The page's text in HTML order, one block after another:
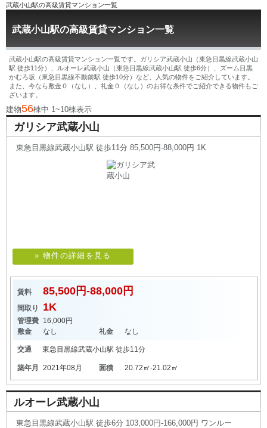
武蔵小山駅の高級賃貸マンション一覧
武蔵小山駅の高級賃貸マンション一覧
武蔵小山駅の高級賃貸マンション一覧です。ガリシア武蔵小山（東急目黒線武蔵小山
駅 徒歩11分）、ルオーレ武蔵小山（東急目黒線武蔵小山駅 徒歩6分）、ズーム目黒
かむろ坂（東急目黒線不動前駅 徒歩10分）など、人気の物件をご紹介しています。
また、今なら敷金０（なし）、礼金０（なし）のお得な条件でご紹介できる物件もご
ざいます。
建物56棟中 1~10棟表示
ガリシア武蔵小山
東急目黒線武蔵小山駅 徒歩11分 85,500円-88,000円 1K
» 物件の詳細を見る
賃料 85,500円-88,000円
間取り 1K
管理費 16,000円
敷金
なし 礼金 なし
交通 東急目黒線武蔵小山駅 徒歩11分
築年月 2021年08月 面積 20.72㎡-21.02㎡
ルオーレ武蔵小山
東急目黒線武蔵小山駅 徒歩6分 103,000円-166,000円 ワンルー